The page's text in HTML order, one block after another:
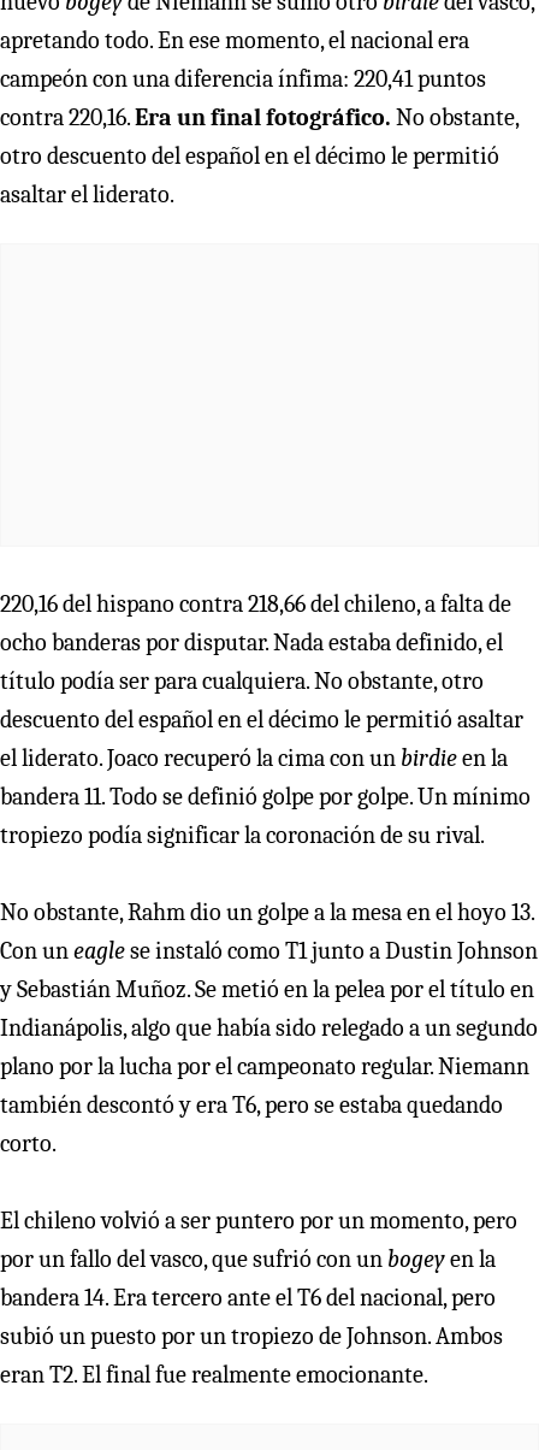
apretando todo. En ese momento, el nacional era
campeón con una diferencia ínfima: 220,41 puntos
contra 220,16.Era un final fotográfico. No obstante,
otro descuento del español en el décimo le permitió
asaltar el liderato.
220,16 del hispano contra 218,66 del chileno, a falta de
ocho banderas por disputar. Nada estaba definido, el
título podía ser para cualquiera. No obstante, otro
descuento del español en el décimo le permitió asaltar
el liderato. Joaco recuperó la cima con un birdieen la
bandera 11. Todo se definió golpe por golpe. Un mínimo
tropiezo podía significar la coronación de su rival.
No obstante, Rahm dio un golpe a la mesa en el hoyo 13.
Con uneaglese instaló como T1 junto a Dustin Johnson
y Sebastián Muñoz. Se metió en la pelea por el título en
Indianápolis, algo que había sido relegado a un segundo
plano por la lucha por el campeonato regular. Niemann
también descontó y era T6, pero se estaba quedando
corto.
El chileno volvió a ser puntero por un momento, pero
por un fallo del vasco, que sufrió con un bogeyen la
bandera 14. Era tercero ante el T6 del nacional, pero
subió un puesto por un tropiezo de Johnson. Ambos
eran T2. El final fue realmente emocionante.